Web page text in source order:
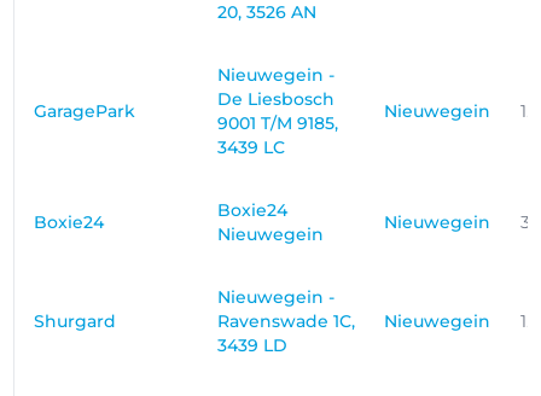
20, 3526 AN
GaragePark
Nieuwegein -
De Liesbosch
9001 T/M 9185,
3439 LC
Nieuwegein
Boxie24
Boxie24
Nieuwegein
Nieuwegein
Shurgard
Nieuwegein -
Ravenswade 1C,
3439 LD
Nieuwegein